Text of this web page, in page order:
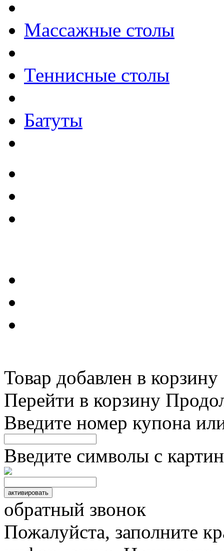
Массажные столы
Теннисные столы
Батуты
Товар добавлен в корзину
Перейти в корзину
Введите номер купона
Введите символы с
обратный звонок
Пожалуйста, заполните